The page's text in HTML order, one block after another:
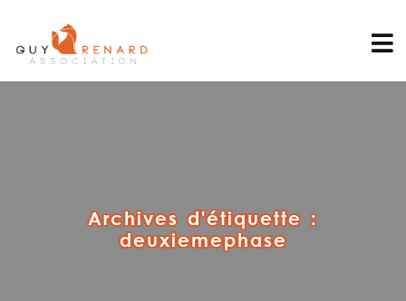
Archives d'étiquette :
deuxiemephase